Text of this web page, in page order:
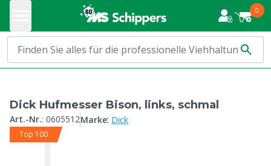
0
Dick Hufmesser Bison, links, schmal
Art.-Nr.: 0605512Marke: Dick
Top 100